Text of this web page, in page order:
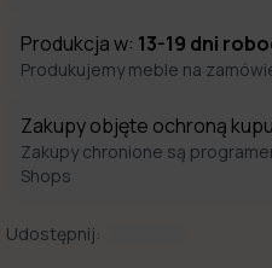
Produkcja w: 13-19 dni
Produkujemy meble na
Zakupy objęte ochroną
Zakupy chronione są
Shops
Udostępnij: